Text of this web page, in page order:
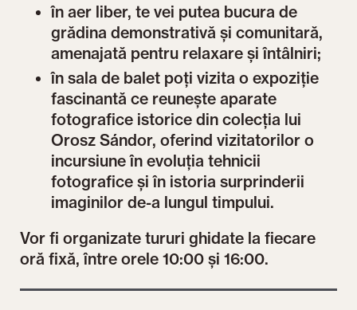
în aer liber, te vei putea bucura de
grădina demonstrativă și comunitară,
amenajată pentru relaxare și întâlniri;
în sala de balet poți vizita o expoziție
fascinantă ce reunește aparate
fotografice istorice din colecția lui
Orosz Sándor, oferind vizitatorilor o
incursiune în evoluția tehnicii
fotografice și în istoria surprinderii
imaginilor de-a lungul timpului.
Vor fi organizate tururi ghidate la fiecare
oră fixă, între orele 10:00 și 16:00.